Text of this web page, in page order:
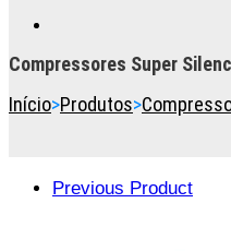
button
expand
Compressores Super
Início>Produtos>
Previous Product